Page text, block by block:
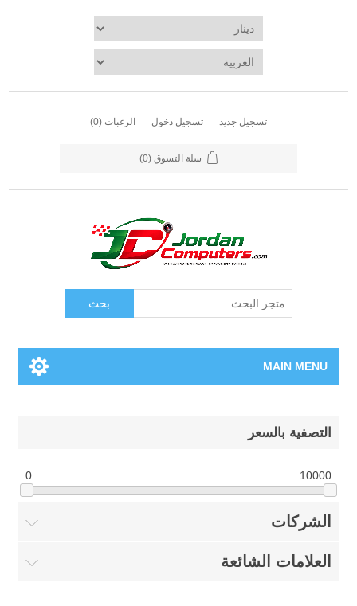
تسجيل جديد تسجيل دخول الرغبات (0)
سلة التسوق (0)
بحث
MAIN MENU
العلامات التجارية
00962-79-5215817
تسوق وفق الماركة
التصفية بالسعر
0 10000
الشركات
العلامات الشائعة